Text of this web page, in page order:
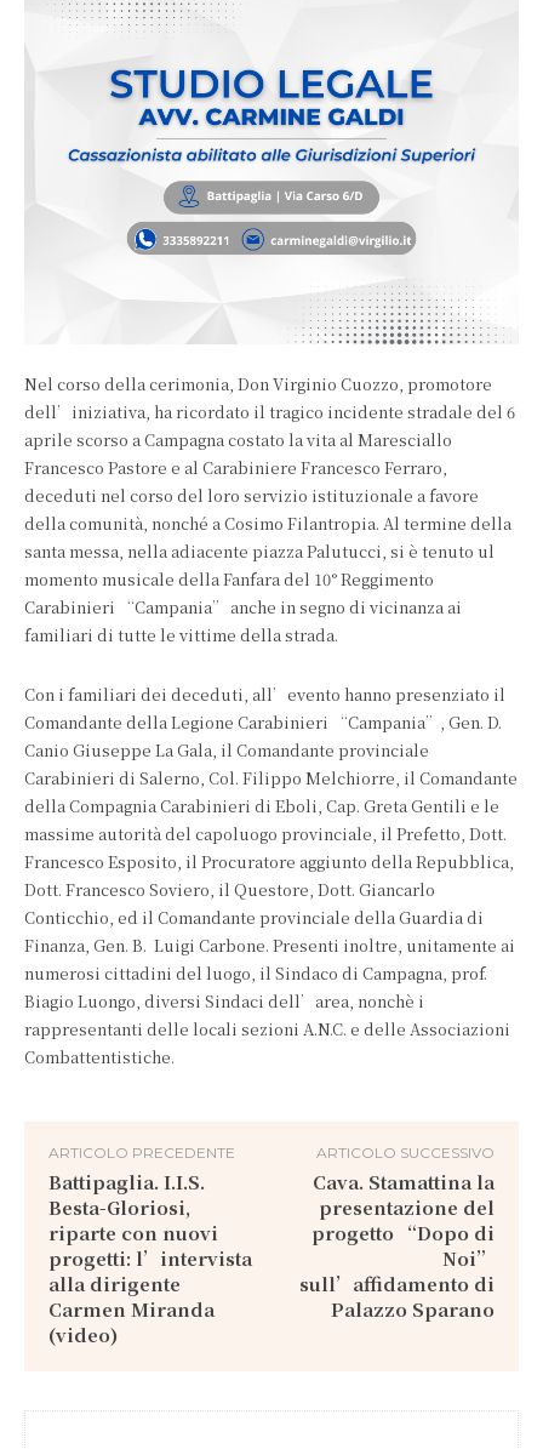
Nel corso della cerimonia, Don Virginio Cuozzo, promotore
dell’iniziativa, ha ricordato il tragico incidente stradale del 6
aprile scorso a Campagna costato la vita al Maresciallo
Francesco Pastore e al Carabiniere Francesco Ferraro,
deceduti nel corso del loro servizio istituzionale a favore
della comunità, nonché a Cosimo Filantropia. Al termine della
santa messa, nella adiacente piazza Palutucci, si è tenuto ul
momento musicale della Fanfara del 10° Reggimento
Carabinieri “Campania” anche in segno di vicinanza ai
familiari di tutte le vittime della strada.
Con i familiari dei deceduti, all’evento hanno presenziato il
Comandante della Legione Carabinieri “Campania”, Gen. D.
Canio Giuseppe La Gala, il Comandante provinciale
Carabinieri di Salerno, Col. Filippo Melchiorre, il Comandante
della Compagnia Carabinieri di Eboli, Cap. Greta Gentili e le
massime autorità del capoluogo provinciale, il Prefetto, Dott.
Francesco Esposito, il Procuratore aggiunto della Repubblica,
Dott. Francesco Soviero, il Questore, Dott. Giancarlo
Conticchio, ed il Comandante provinciale della Guardia di
Finanza, Gen. B. Luigi Carbone. Presenti inoltre, unitamente ai
numerosi cittadini del luogo, il Sindaco di Campagna, prof.
Biagio Luongo, diversi Sindaci dell’area, nonchè i
rappresentanti delle locali sezioni A.N.C. e delle Associazioni
Combattentistiche.
ARTICOLO PRECEDENTE
Battipaglia. I.I.S.
Besta-Gloriosi,
riparte con nuovi
progetti: l’intervista
alla dirigente
Carmen Miranda
(video)
ARTICOLO SUCCESSIVO
Cava. Stamattina la
presentazione del
progetto “Dopo di
Noi”
sull’affidamento di
Palazzo Sparano